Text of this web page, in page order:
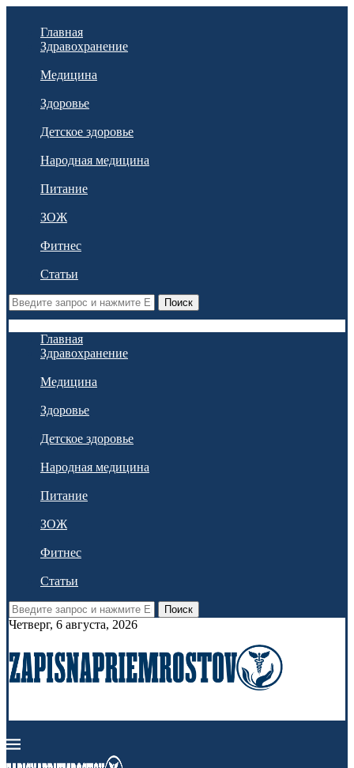
Главная
Здравохранение
Медицина
Здоровье
Детское здоровье
Народная медицина
Питание
ЗОЖ
Фитнес
Статьи
Поиск
Главная
Здравохранение
Медицина
Здоровье
Детское здоровье
Народная медицина
Питание
ЗОЖ
Фитнес
Статьи
Поиск
Четверг, 6 августа, 2026